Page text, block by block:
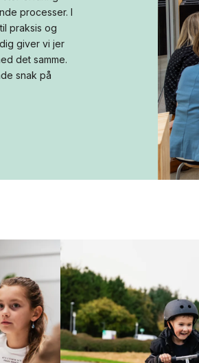
processer. I
praksis og
giver vi jer
det samme.
snak på